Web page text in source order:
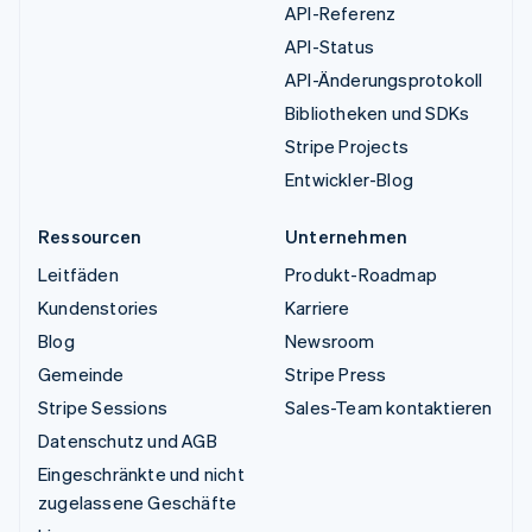
API-Referenz
API-Status
API-Änderungsprotokoll
Bibliotheken und SDKs
Stripe Projects
Entwickler-Blog
Ressourcen
Leitfäden
Kundenstories
Blog
Gemeinde
Stripe Sessions
Datenschutz und AGB
Eingeschränkte und nicht
zugelassene Geschäfte
Unternehmen
Produkt-Roadmap
Karriere
Newsroom
Stripe Press
Sales-Team kontaktieren